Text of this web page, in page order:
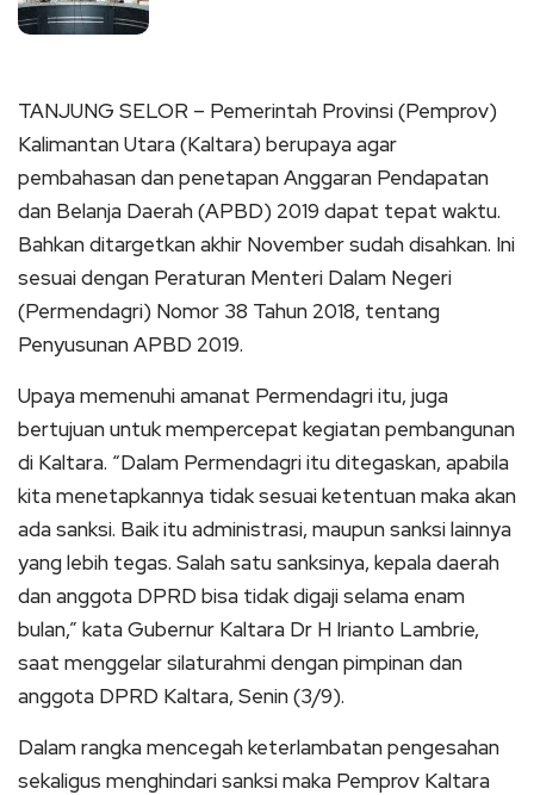
TANJUNG SELOR – Pemerintah Provinsi (Pemprov)
Kalimantan Utara (Kaltara) berupaya agar
pembahasan dan penetapan Anggaran Pendapatan
dan Belanja Daerah (APBD) 2019 dapat tepat waktu.
Bahkan ditargetkan akhir November sudah disahkan. Ini
sesuai dengan Peraturan Menteri Dalam Negeri
(Permendagri) Nomor 38 Tahun 2018, tentang
Penyusunan APBD 2019.
Upaya memenuhi amanat Permendagri itu, juga
bertujuan untuk mempercepat kegiatan pembangunan
di Kaltara. “Dalam Permendagri itu ditegaskan, apabila
kita menetapkannya tidak sesuai ketentuan maka akan
ada sanksi. Baik itu administrasi, maupun sanksi lainnya
yang lebih tegas. Salah satu sanksinya, kepala daerah
dan anggota DPRD bisa tidak digaji selama enam
bulan,” kata Gubernur Kaltara Dr H Irianto Lambrie,
saat menggelar silaturahmi dengan pimpinan dan
anggota DPRD Kaltara, Senin (3/9).
Dalam rangka mencegah keterlambatan pengesahan
sekaligus menghindari sanksi maka Pemprov Kaltara